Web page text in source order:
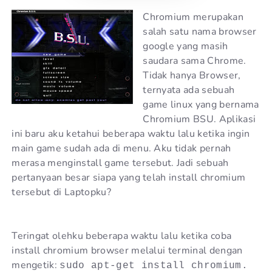
Chromium merupakan
salah satu nama browser
google yang masih
saudara sama Chrome.
Tidak hanya Browser,
ternyata ada sebuah
game linux yang bernama
Chromium BSU. Aplikasi
ini baru aku ketahui beberapa waktu lalu ketika ingin
main game sudah ada di menu. Aku tidak pernah
merasa menginstall game tersebut. Jadi sebuah
pertanyaan besar siapa yang telah install chromium
tersebut di Laptopku?
Teringat olehku beberapa waktu lalu ketika coba
install chromium browser melalui terminal dengan
mengetik: sudo apt-get install chromium.